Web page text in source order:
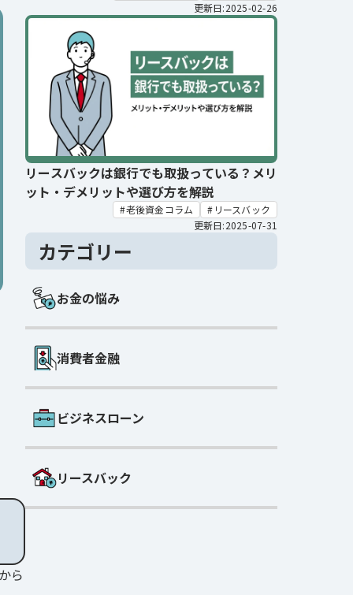
ら
更新日:2025-02-26
リースバックは銀行でも取扱っている？メリ
ット・デメリットや選び方を解説
老後資金コラム
リースバック
更新日:2025-07-31
カテゴリー
お金の悩み
消費者金融
ビジネスローン
リースバック